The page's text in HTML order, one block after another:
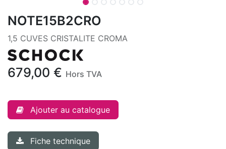
NOTE15B2CRO
1,5 CUVES CRISTALITE CROMA
679,00 € Hors TVA
Ajouter au catalogue
Fiche technique